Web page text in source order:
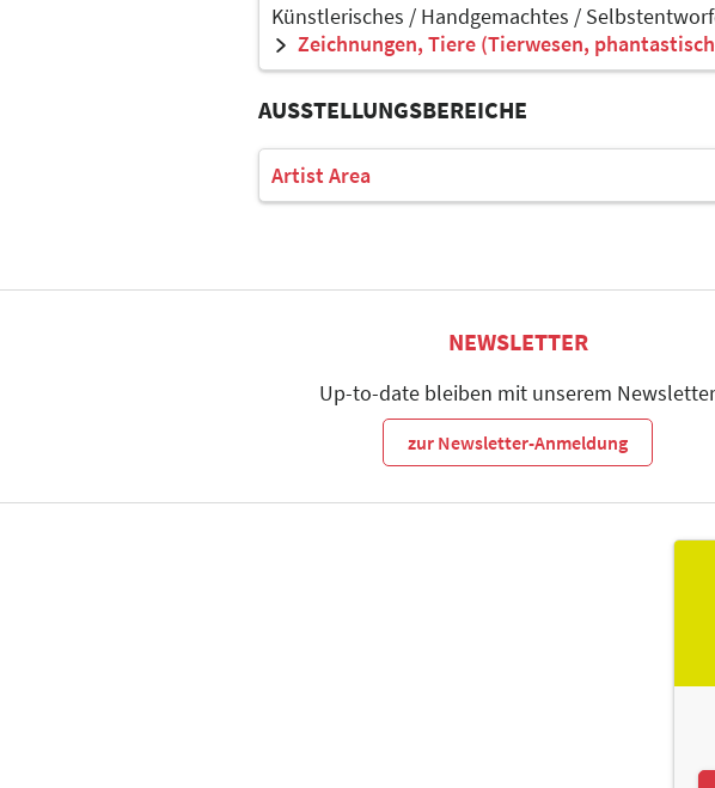
Künstlerisches / Handgemachtes /
Zeichnungen, Tiere (Tierwesen,
AUSSTELLUNGSBEREICHE
Artist Area
NEWSLETTER
Up-to-date bleiben mit unserem Newsletter
zur Newsletter-Anmeldung